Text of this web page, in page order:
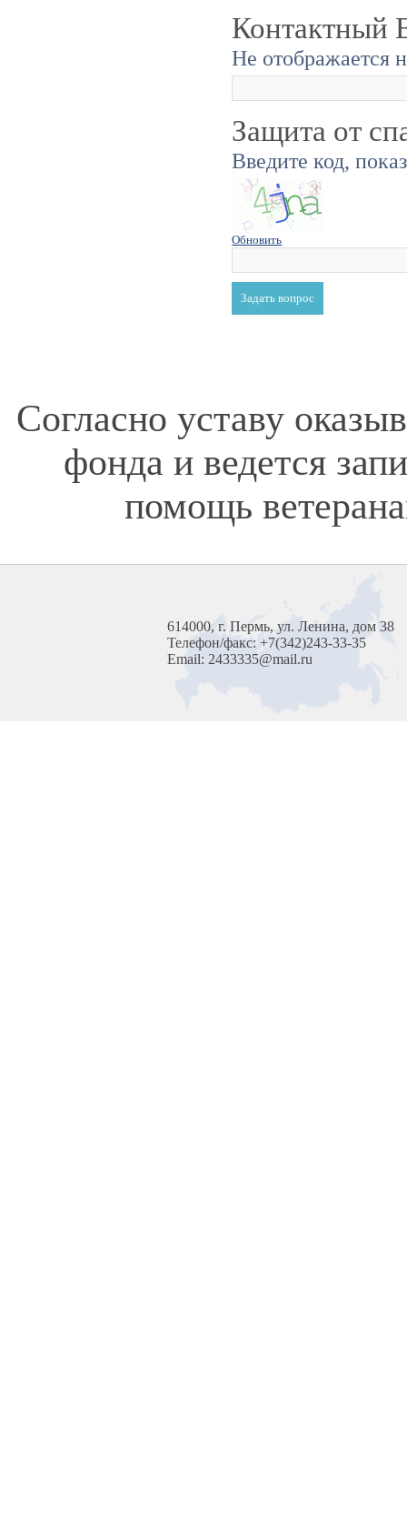
Контактный
Не отображается
Защита от
Введите код,
Обновить
Согласно уставу
фонда и ведется
помощь
614000, г. Пермь, ул. Ленина, дом 38
Телефон/факс: +7(342)243-33-35
Email: 2433335@mail.ru